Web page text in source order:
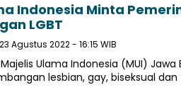
Indonesia Minta
LGBT
Agustus 2022 - 16:15 WIB
– Majelis Ulama Indonesia (MUI)
lesbian, gay, biseksual